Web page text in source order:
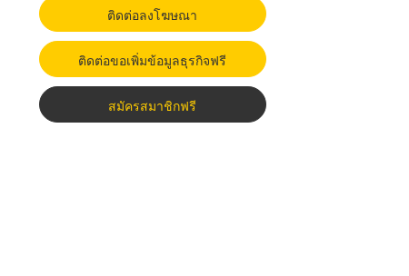
ติดต่อลงโฆษณา
ติดต่อขอเพิ่มข้อมูลธุรกิจฟรี
สมัครสมาชิกฟรี